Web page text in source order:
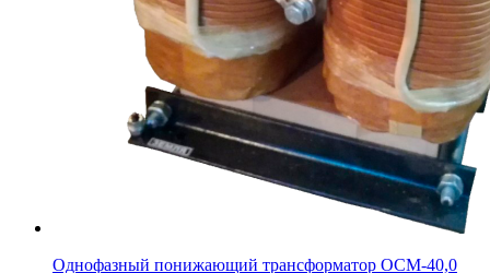
Однофазный понижающий трансформатор ОСМ-40,0